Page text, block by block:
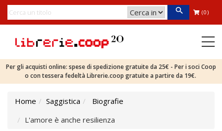
(0)
Per gli acquisti online: spese di spedizione gratuite da 25€ - Per i soci Coop
o con tessera fedeltà Librerie.coop gratuite a partire da 19€.
Home Saggistica
Biografie
L'amore è anche resilienza